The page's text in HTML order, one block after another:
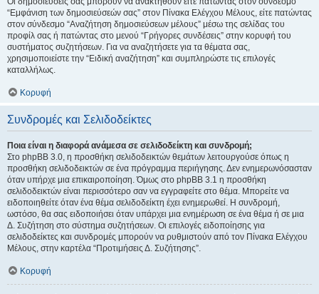
“Εμφάνιση των δημοσιεύσεών σας” στον Πίνακα Ελέγχου Μέλους, είτε πατώντας
στον σύνδεσμο “Αναζήτηση δημοσιεύσεων μέλους” μέσω της σελίδας του
προφίλ σας ή πατώντας στο μενού “Γρήγορες συνδέσεις” στην κορυφή του
συστήματος συζητήσεων. Για να αναζητήσετε για τα θέματα σας,
χρησιμοποιείστε την “Ειδική αναζήτηση” και συμπληρώστε τις επιλογές
καταλλήλως.
Κορυφή
Συνδρομές και Σελιδοδείκτες
Ποια είναι η διαφορά ανάμεσα σε σελιδοδείκτη και συνδρομή;
Στο phpBB 3.0, η προσθήκη σελιδοδεικτών θεμάτων λειτουργούσε όπως η
προσθήκη σελιδοδεικτών σε ένα πρόγραμμα περιήγησης. Δεν ενημερωνόσασταν
όταν υπήρχε μια επικαιροποίηση. Όμως στο phpBB 3.1 η προσθήκη
σελιδοδεικτών είναι περισσότερο σαν να εγγραφείτε στο θέμα. Μπορείτε να
ειδοποιηθείτε όταν ένα θέμα σελιδοδείκτη έχει ενημερωθεί. Η συνδρομή,
ωστόσο, θα σας ειδοποιήσει όταν υπάρχει μια ενημέρωση σε ένα θέμα ή σε μια
Δ. Συζήτηση στο σύστημα συζητήσεων. Οι επιλογές ειδοποίησης για
σελιδοδείκτες και συνδρομές μπορούν να ρυθμιστούν από τον Πίνακα Ελέγχου
Μέλους, στην καρτέλα “Προτιμήσεις Δ. Συζήτησης”.
Κορυφή